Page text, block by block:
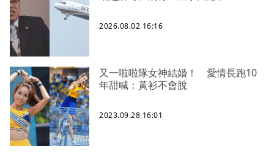
2026.08.02 16:16
又一啦啦隊女神結婚！ 愛情長跑10
年甜喊：黃衫不會脫
2023.09.28 16:01